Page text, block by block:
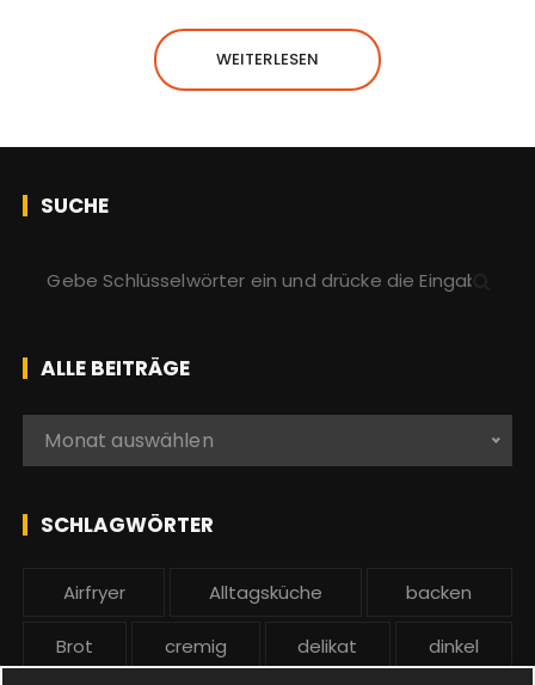
WEITERLESEN
SUCHE
h
e
n
c
:
ALLE BEITRÄGE
e
r
Monat auswählen
SCHLAGWÖRTER
Airfryer Alltagsküche backen
Brot cremig delikat dinkel